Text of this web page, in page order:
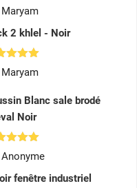
5
2 khlel - Noir
5
Blanc sale brodé
Noir
5
fenêtre industriel